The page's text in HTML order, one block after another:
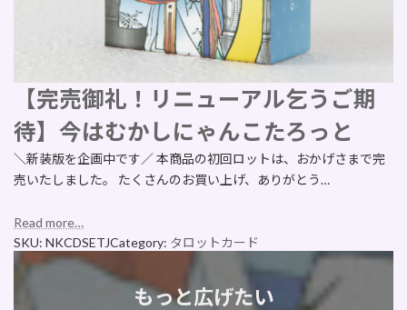
【完売御礼！リニューアル乞うご期
待】今はむかしにゃんこたろっと
＼新装版を企画中です／ 本商品の初回ロットは、おかげさまで完
売いたしました。 たくさんのお買い上げ、ありがとう…
Read more…
SKU: NKCDSETJCategory: タロットカード
もっと広げたい